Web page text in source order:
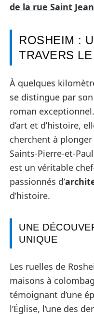
de la rue Saint
ROSHEIM :
TRAVERS
À quelques
se distingue par
roman
d’art et d’histoire,
cherchent à plonger
Saints-Pierre-et-
est un véritable
passionnés d’
d’histoire.
UNE
UNIQUE
Les ruelles de
maisons à
témoignant d’une
l’Église, l’une des